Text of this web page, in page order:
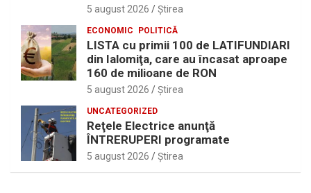
5 august 2026 Ştirea
ECONOMIC POLITICĂ
LISTA cu primii 100 de LATIFUNDIARI
din Ialomiţa, care au încasat aproape
160 de milioane de RON
5 august 2026 Ştirea
UNCATEGORIZED
Reţele Electrice anunţă
ÎNTRERUPERI programate
5 august 2026 Ştirea